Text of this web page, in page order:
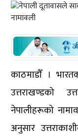
काठमाडौँ ।
उत्तराखण्डको
नेपालीहरूको
अनुसार